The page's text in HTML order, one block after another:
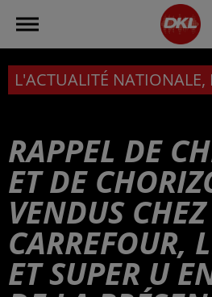
L'ACTUALITÉ NATIONALE,
RAPPEL DE
ET DE
VENDUS CHEZ
CARREFOUR,
ET SUPER U